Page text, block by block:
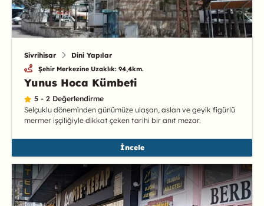
Sivrihisar Dini Yapılar
Şehir Merkezine Uzaklık: 94,4km.
Yunus Hoca Kümbeti
5 - 2 Değerlendirme
Selçuklu döneminden günümüze ulaşan, aslan ve geyik figürlü
mermer işçiliğiyle dikkat çeken tarihi bir anıt mezar.
İncele